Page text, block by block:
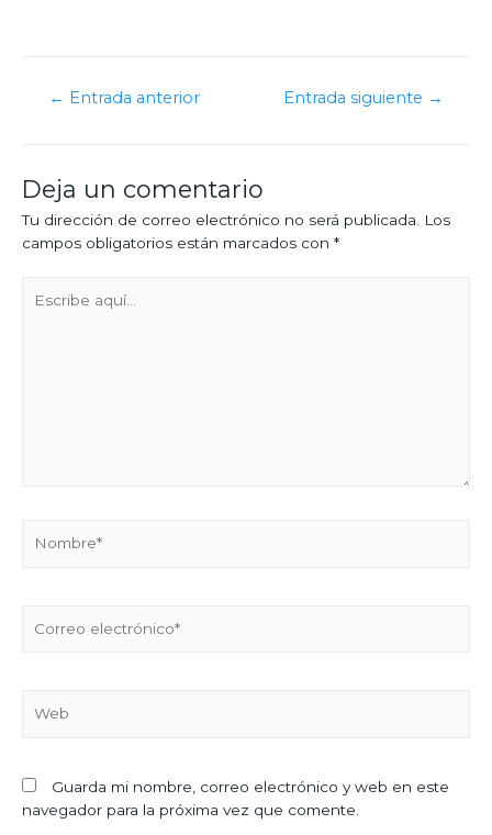
← Entrada anterior Entrada siguiente →
Deja un comentario
Tu dirección de correo electrónico no será publicada.
Los
campos obligatorios están marcados con *
Guarda mi nombre, correo electrónico y web en este
navegador para la próxima vez que comente.